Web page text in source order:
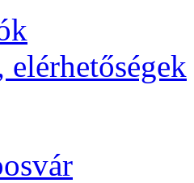
elérhetőségek